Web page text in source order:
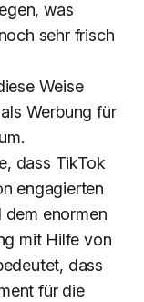
was
sehr frisch
Weise
Werbung für
dass TikTok
engagierten
dem enormen
mit Hilfe von
dass
für die